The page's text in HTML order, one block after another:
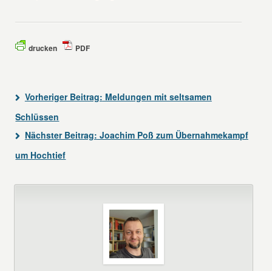
drucken PDF
Vorheriger Beitrag: Meldungen mit seltsamen
Schlüssen
Nächster Beitrag: Joachim Poß zum Übernahmekampf
um Hochtief